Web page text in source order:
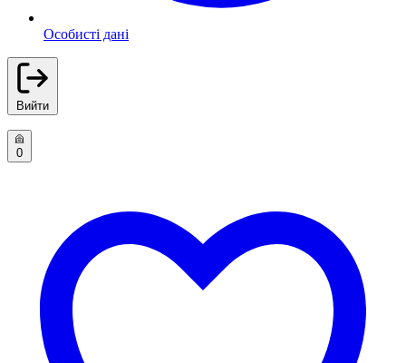
Особисті дані
Вийти
0